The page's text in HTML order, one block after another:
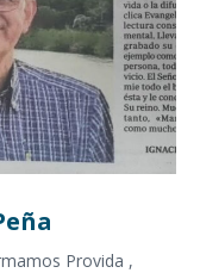
Provida ,